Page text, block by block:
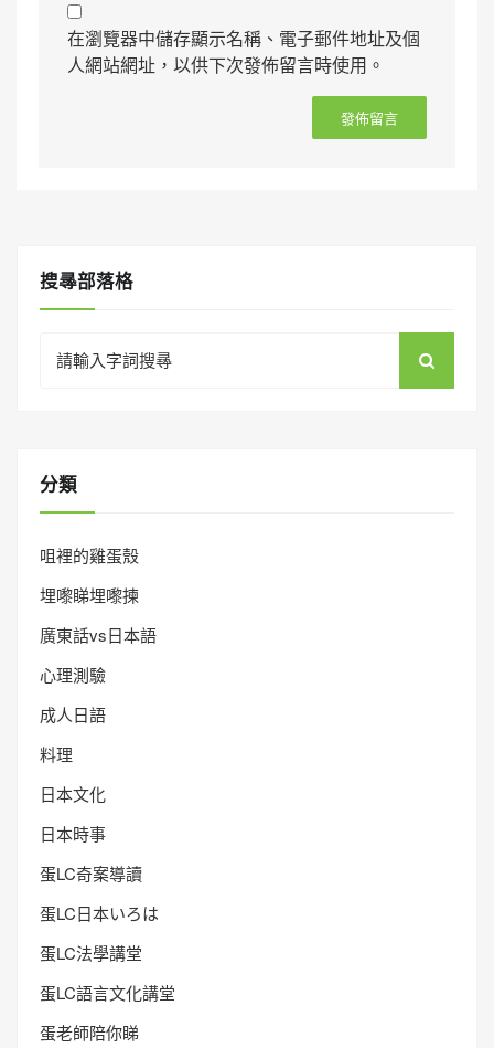
在瀏覽器中儲存顯示名稱、電子郵件地址及個
人網站網址，以供下次發佈留言時使用。
搜㝷部落格
for:
分類
咀裡的雞蛋殼
埋嚟睇埋嚟揀
廣東話vs日本語
心理測驗
成人日語
料理
日本文化
日本時事
蛋LC奇案導讀
蛋LC日本いろは
蛋LC法學講堂
蛋LC語言文化講堂
蛋老師陪你睇